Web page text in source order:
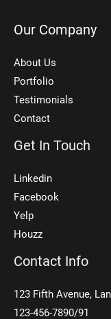
Our Company
About Us
Portfolio
Testimonials
Contact
Get In Touch
Linkedin
Facebook
Yelp
Houzz
Contact Info
123 Fifth Avenue,
123-456-7890/91​